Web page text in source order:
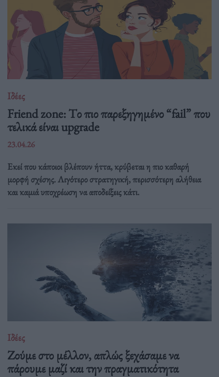
Ιδέες
Friend zone: Tο πιο παρεξηγημένο “fail” που
τελικά είναι upgrade
23.04.26
Εκεί που κάποιοι βλέπουν ήττα, κρύβεται η πιο καθαρή
μορφή σχέσης. Λιγότερο στρατηγική, περισσότερη αλήθεια
και καμιά υποχρέωση να αποδείξεις κάτι.
Ιδέες
Ζούμε στο μέλλον, απλώς ξεχάσαμε να
πάρουμε μαζί και την πραγματικότητα